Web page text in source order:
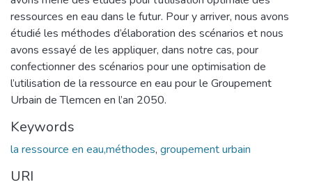
ressources en eau dans le futur. Pour y arriver, nous avons
étudié les méthodes d’élaboration des scénarios et nous
avons essayé de les appliquer, dans notre cas, pour
confectionner des scénarios pour une optimisation de
l’utilisation de la ressource en eau pour le Groupement
Urbain de Tlemcen en l’an 2050.
Keywords
la ressource en eau,méthodes, groupement urbain
URI